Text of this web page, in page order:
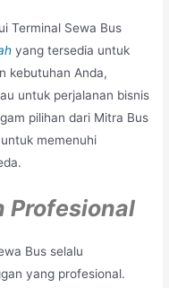
Terminal Sewa Bus
yang tersedia untuk
kebutuhan Anda,
untuk perjalanan bisnis
pilihan dari Mitra Bus
memenuhi
Profesional
Bus selalu
yang profesional.